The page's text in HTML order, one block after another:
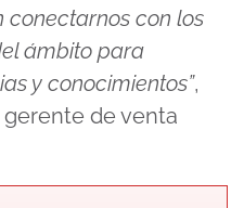
conectarnos con los
ámbito para
y conocimientos”,
de venta